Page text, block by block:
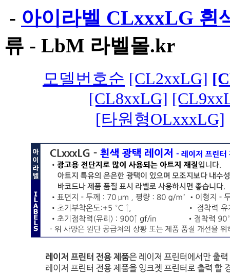
- 아이라벨 CLxxxLG 흰
류 - LbM 라벨몰.kr
모델번호순 [CL2xxLG]
[CL8xxLG]
[타원형OLxxxLG]